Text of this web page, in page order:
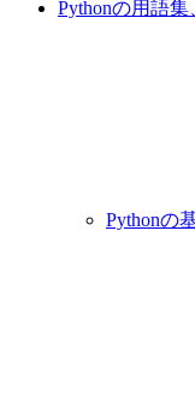
Pythonの用語集
Pythonの